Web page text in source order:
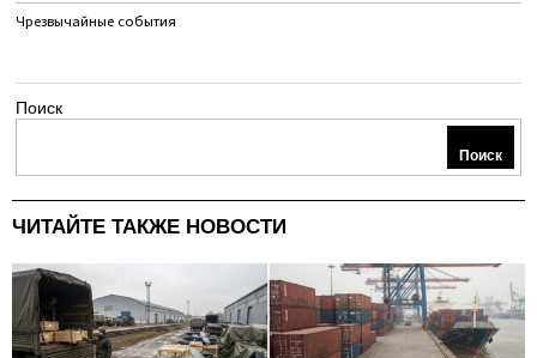
Чрезвычайные события
Поиск
Поиск
ЧИТАЙТЕ ТАКЖЕ НОВОСТИ